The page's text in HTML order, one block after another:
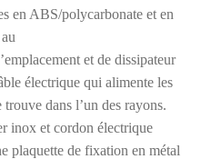
en ABS/polycarbonate et en
et de dissipateur
électrique qui alimente les
dans l’un des rayons.
inox et cordon électrique
plaquette de fixation en métal